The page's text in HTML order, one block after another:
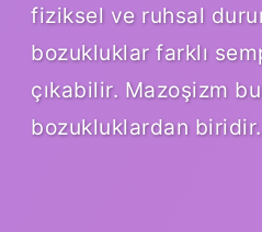
fiziksel ve ruhsal
bozukluklar farklı
çıkabilir. Mazoşizm
bozukluklardan biridir.